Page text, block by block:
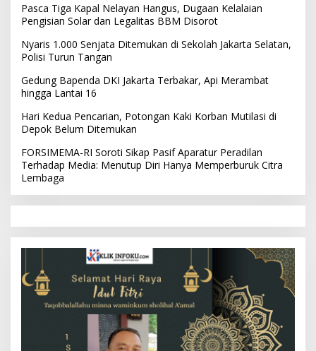
Pasca Tiga Kapal Nelayan Hangus, Dugaan Kelalaian
Pengisian Solar dan Legalitas BBM Disorot
Nyaris 1.000 Senjata Ditemukan di Sekolah Jakarta Selatan,
Polisi Turun Tangan
Gedung Bapenda DKI Jakarta Terbakar, Api Merambat
hingga Lantai 16
Hari Kedua Pencarian, Potongan Kaki Korban Mutilasi di
Depok Belum Ditemukan
FORSIMEMA-RI Soroti Sikap Pasif Aparatur Peradilan
Terhadap Media: Menutup Diri Hanya Memperburuk Citra
Lembaga